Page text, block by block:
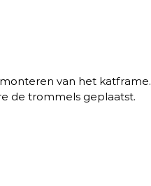
van het katframe.
de trommels geplaatst.